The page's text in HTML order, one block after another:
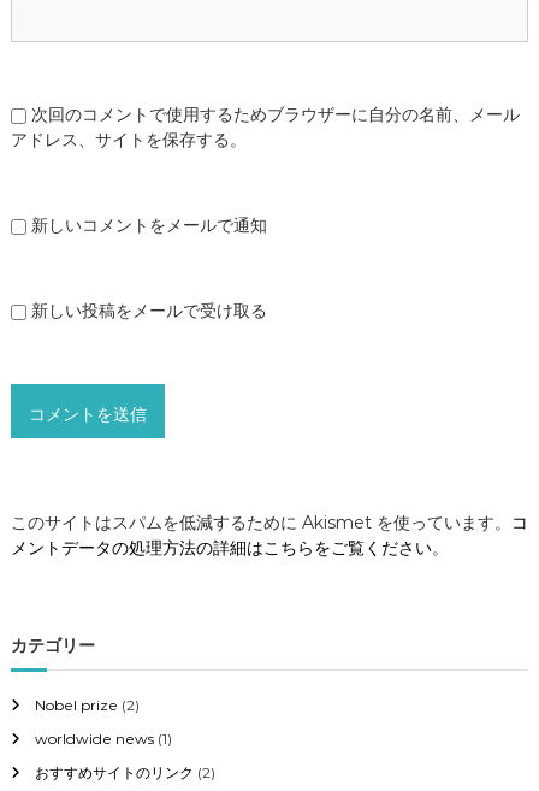
次回のコメントで使用するためブラウザーに自分の名前、メール
アドレス、サイトを保存する。
新しいコメントをメールで通知
新しい投稿をメールで受け取る
このサイトはスパムを低減するために Akismet を使っています。
コ
メントデータの処理方法の詳細はこちらをご覧ください。
カテゴリー
Nobel prize (2)
worldwide news(1)
おすすめサイトのリンク (2)